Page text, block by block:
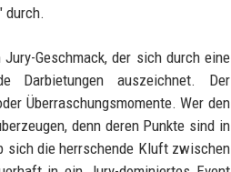
durch.
Geschmack, der sich durch eine
Darbietungen auszeichnet. Der
Überraschungsmomente. Wer den
denn deren Punkte sind in
sich die herrschende Kluft zwischen